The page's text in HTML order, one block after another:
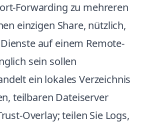
Forwarding zu mehreren
einzigen Share, nützlich,
auf einem Remote-
sein sollen
ein lokales Verzeichnis
teilbaren Dateiserver
Overlay; teilen Sie Logs,